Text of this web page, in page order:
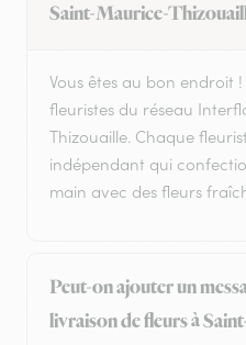
Saint-Maurice-
Vous êtes au bon endroit
fleuristes du réseau
Thizouaille. Chaque
indépendant qui
main avec des fleurs
Peut-on ajouter un
livraison de fleurs à